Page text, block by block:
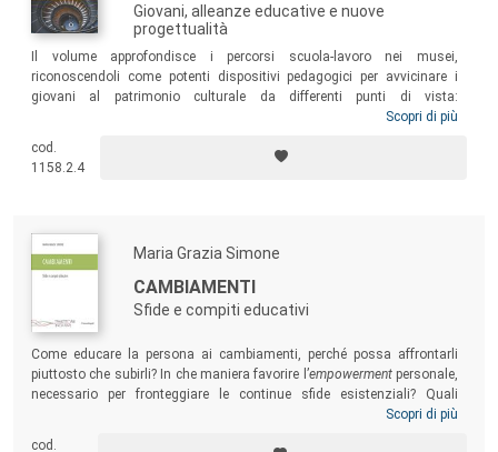
Giovani, alleanze educative e nuove
progettualità
Il volume approfondisce i percorsi scuola-lavoro nei musei,
riconoscendoli come potenti dispositivi pedagogici per avvicinare i
giovani al patrimonio culturale da differenti punti di vista:
professionale, di orientamento, di cittadinanza attiva e di sviluppo
formazione congiunta diviene una pratica costruttiva per insegnanti e
professionisti museali chiamati ad avvicinarsi agli interessi dei
Scopri di più
cod.
1158.2.4
Maria Grazia Simone
CAMBIAMENTI
Sfide e compiti educativi
Come educare la persona ai cambiamenti, perché possa affrontarli
piuttosto che subirli? In che maniera favorire l’empowerment personale,
necessario per fronteggiare le continue sfide esistenziali? Quali
proposte educative, didattiche e formative meritano attenzione? Per
Scopri di più
cod.